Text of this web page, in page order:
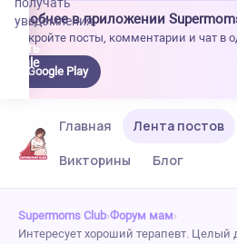
Удобнее в приложении
Откройте посты, комментарии и чат в
Google Play
уведомления.
Главная
Лента постов
Викторины
Блог
Supermoms Club›Форум мам›
Интересует хороший терапевт. Целый